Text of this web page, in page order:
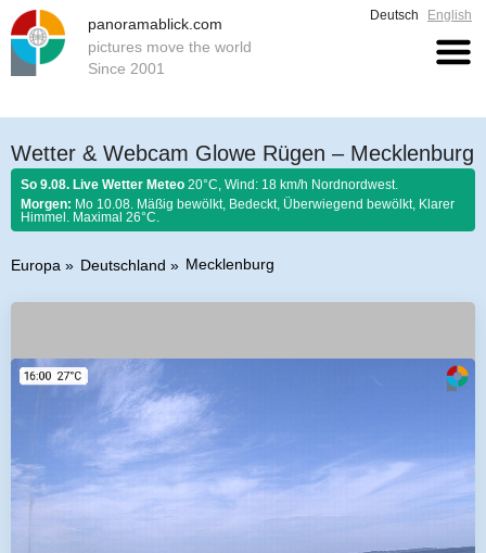
panoramablick.com
pictures move the world
Since 2001
Deutsch English
Wetter & Webcam Glowe Rügen – Mecklenburg
So 9.08. Live Wetter Meteo 20°C, Wind: 18 km/h Nordnordwest.
Morgen: Mo 10.08. Mäßig bewölkt, Bedeckt, Überwiegend bewölkt, Klarer
Himmel. Maximal 26°C.
Europa Deutschland Mecklenburg